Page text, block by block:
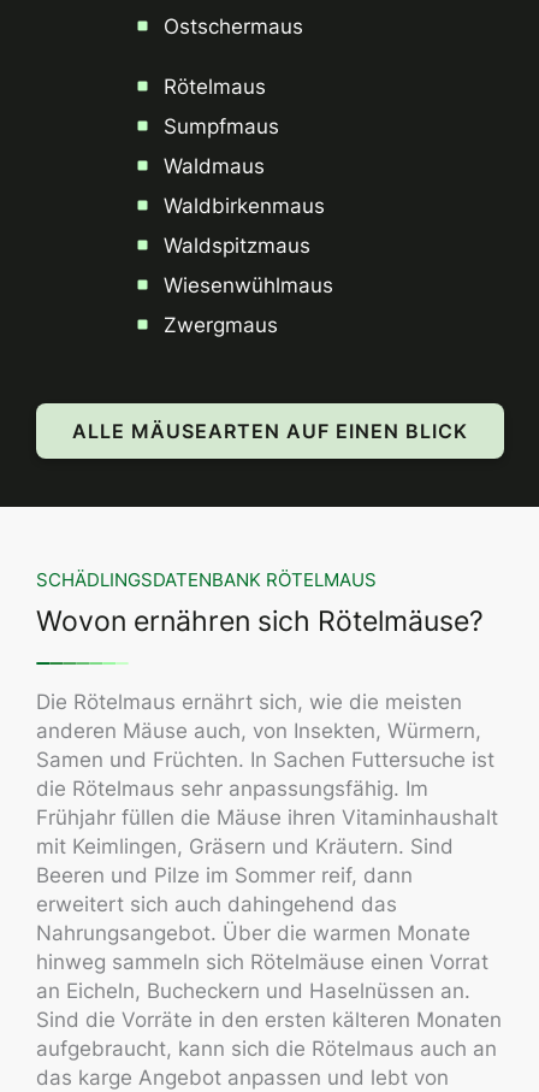
Ostschermaus
Rötelmaus
Sumpfmaus
Waldmaus
Waldbirkenmaus
Waldspitzmaus
Wiesenwühlmaus
Zwergmaus
ALLE MÄUSEARTEN AUF EINEN BLICK
SCHÄDLINGSDATENBANK RÖTELMAUS
Wovon ernähren sich Rötelmäuse?
Die Rötelmaus ernährt sich, wie die meisten
anderen Mäuse auch, von Insekten, Würmern,
Samen und Früchten. In Sachen Futtersuche ist
die Rötelmaus sehr anpassungsfähig. Im
Frühjahr füllen die Mäuse ihren Vitaminhaushalt
mit Keimlingen, Gräsern und Kräutern. Sind
Beeren und Pilze im Sommer reif, dann
erweitert sich auch dahingehend das
Nahrungsangebot. Über die warmen Monate
hinweg sammeln sich Rötelmäuse einen Vorrat
an Eicheln, Bucheckern und Haselnüssen an.
Sind die Vorräte in den ersten kälteren Monaten
aufgebraucht, kann sich die Rötelmaus auch an
das karge Angebot anpassen und lebt von